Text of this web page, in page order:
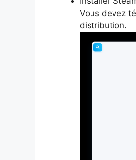
Vous devez
distribution.